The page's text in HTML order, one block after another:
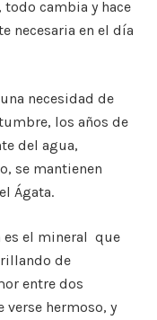
todo cambia y hace
necesaria en el día
necesidad de
los años de
del agua,
se mantienen
Ágata.
es el mineral que
de
entre dos
verse hermoso, y